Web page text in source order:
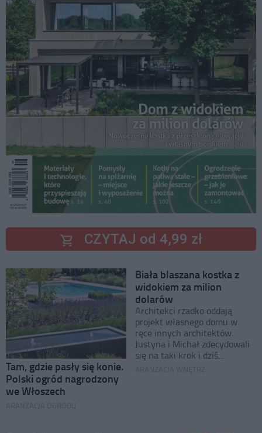
CZYTAJ od 4,99 zł
Tam, gdzie pasły się konie.
Polski ogród nagrodzony
we Włoszech
Biała blaszana kostka z
widokiem za milion
dolarów
Architekci rzadko oddają
projekt własnego domu w
ręce innych architektów.
Justyna i Michał zdecydowali
się na taki krok i dziś...